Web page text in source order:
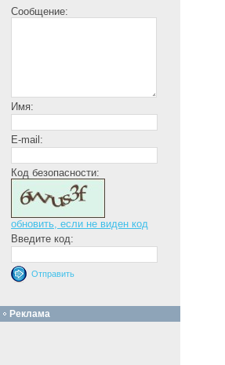
Сообщение:
Имя:
E-mail:
Код безопасности:
обновить, если не виден код
Введите код:
Реклама